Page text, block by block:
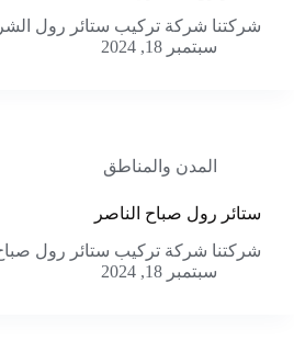
شركتنا شركة تركيب ستائر رول
سبتمبر 18, 2024
المدن والمناطق
ستائر رول صباح الناصر
شركتنا شركة تركيب ستائر رول صباح
سبتمبر 18, 2024